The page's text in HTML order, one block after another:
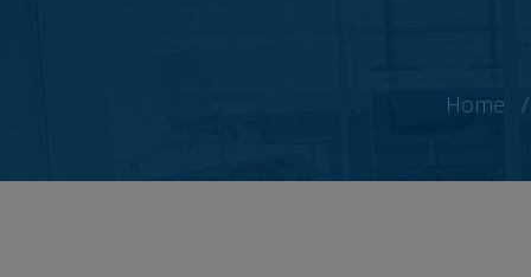
Home